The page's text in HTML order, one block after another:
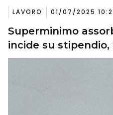
LAVORO 01/07/2025
Superminimo
incide su stipendio,